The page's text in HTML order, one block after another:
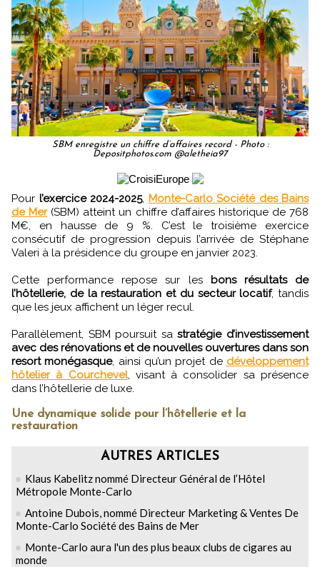
SBM enregistre un chiffre d’affaires record - Photo :
Depositphotos.com @aletheia97
Pour l’exercice 2024-2025, Monte-Carlo Société des Bains
de Mer(SBM) atteint un chiffre d’affaires historique de 768
M€, en hausse de 9 %. C’est le troisième exercice
consécutif de progression depuis l’arrivée de Stéphane
Valeri à la présidence du groupe en janvier 2023.
Cette performance repose sur les bons résultats de
l’hôtellerie, de la restauration et du secteur locatif, tandis
que les jeux affichent un léger recul.
Parallèlement, SBM poursuit sastratégie d’investissement
avec des rénovations et de nouvelles ouvertures dans son
resort monégasque, ainsi qu’un projet de développement
hôtelier à Courchevel, visant à consolider sa présence
dans l’hôtellerie de luxe.
Une dynamique solide pour l’hôtellerie et la
restauration
AUTRES ARTICLES
Klaus Kabelitz nommé Directeur Général de l’Hôtel
Métropole Monte-Carlo
Antoine Dubois, nommé Directeur Marketing & Ventes De
Monte-Carlo Société des Bains de Mer
Monte-Carlo aura l'un des plus beaux clubs de cigares au
monde